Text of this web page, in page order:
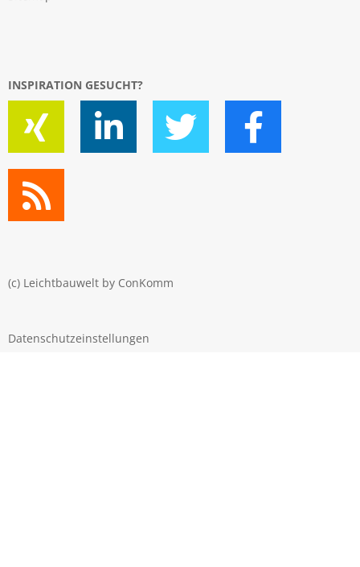
INSPIRATION GESUCHT?
(c) Leichtbauwelt by ConKomm
Datenschutzeinstellungen